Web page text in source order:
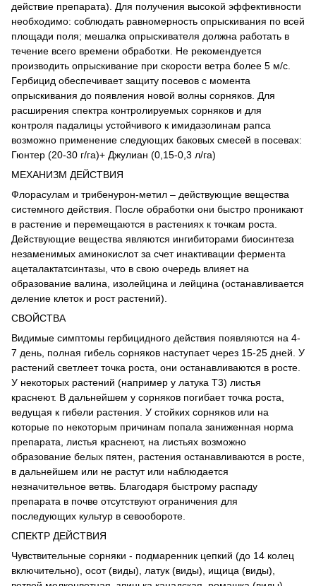
действие препарата). Для получения высокой эффективности
необходимо: соблюдать равномерность опрыскивания по всей
площади поля; мешалка опрыскивателя должна работать в
течение всего времени обработки. Не рекомендуется
производить опрыскивание при скорости ветра более 5 м/с.
Гербицид обеспечивает защиту посевов с момента
опрыскивания до появления новой волны сорняков. Для
расширения спектра контролируемых сорняков и для
контроля падалицы устойчивого к имидазолинам рапса
возможно применение следующих баковых смесей в посевах:
Гюнтер (20-30 г/га)+ Джулиан (0,15-0,3 л/га)
МЕХАНИЗМ ДЕЙСТВИЯ
Флорасулам и трибенурон-метил – действующие вещества
системного действия. После обработки они быстро проникают
в растение и перемещаются в растениях к точкам роста.
Действующие вещества являются ингибиторами биосинтеза
незаменимых аминокислот за счет инактивации фермента
ацеталактатсинтазы, что в свою очередь влияет на
образование валина, изолейцина и лейцина (останавливается
деление клеток и рост растений).
СВОЙСТВА
Видимые симптомы гербицидного действия появляются на 4-
7 день, полная гибель сорняков наступает через 15-25 дней. У
растений светлеет точка роста, они останавливаются в росте.
У некоторых растений (например у латука Т3) листья
краснеют. В дальнейшем у сорняков погибает точка роста,
ведущая к гибели растения. У стойких сорняков или на
которые по некоторым причинам попала заниженная норма
препарата, листья краснеют, на листьях возможно
образование белых пятен, растения останавливаются в росте,
в дальнейшем или не растут или наблюдается
незначительное ветвь. Благодаря быстрому распаду
препарата в почве отсутствуют ограничения для
последующих культур в севообороте.
СПЕКТР ДЕЙСТВИЯ
Чувствительные сорняки - подмаренник цепкий (до 14 колец
включительно), осот (виды), латук (виды), ищица (виды),